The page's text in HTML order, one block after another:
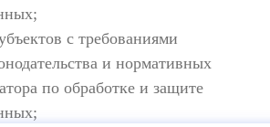
с требованиями
и нормативных
по обработке и защите